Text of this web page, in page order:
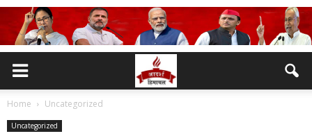
Home Uncategorized
Uncategorized